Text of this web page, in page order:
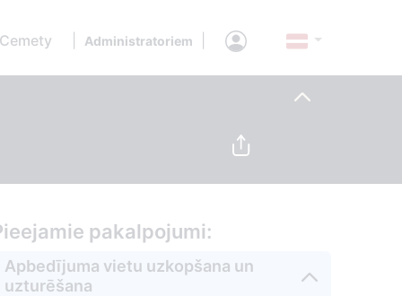
Administratoriem
pakalpojumi:
Apbedījuma vietu uzkopšana un
uzturēšana